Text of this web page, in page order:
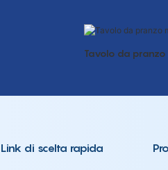
Tavolo da
Link di scelta rapida